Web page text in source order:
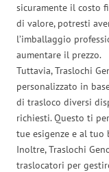
sicuramente il costo
di valore, potresti
l’imballaggio
aumentare il prezzo.
Tuttavia, Traslochi
personalizzato in
di trasloco diversi
richiesti. Questo ti
tue esigenze e al tuo
Inoltre, Traslochi
traslocatori per